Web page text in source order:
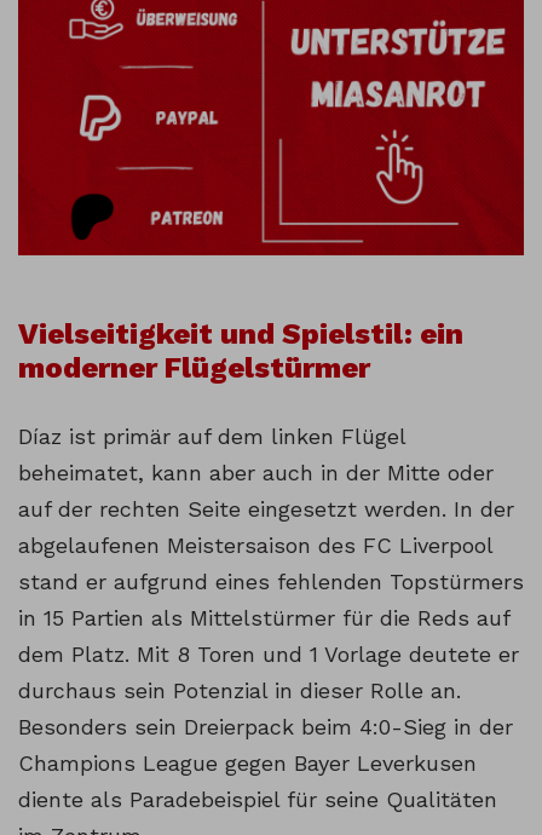
Vielseitigkeit und Spielstil: ein
moderner Flügelstürmer
Díaz ist primär auf dem linken Flügel
beheimatet, kann aber auch in der Mitte oder
auf der rechten Seite eingesetzt werden. In der
abgelaufenen Meistersaison des FC Liverpool
stand er aufgrund eines fehlenden Topstürmers
in 15 Partien als Mittelstürmer für die Reds auf
dem Platz. Mit 8 Toren und 1 Vorlage deutete er
durchaus sein Potenzial in dieser Rolle an.
Besonders sein Dreierpack beim 4:0-Sieg in der
Champions League gegen Bayer Leverkusen
diente als Paradebeispiel für seine Qualitäten